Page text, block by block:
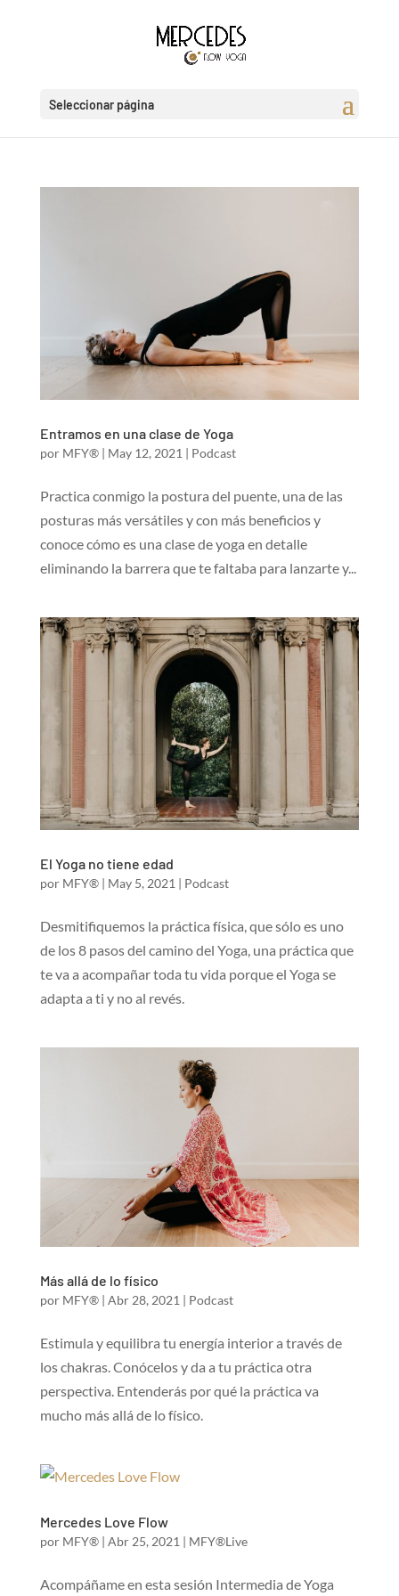
Seleccionar página
Entramos en una clase de Yoga
por MFY®| May 12, 2021 | Podcast
Practica conmigo la postura del puente, una de las
posturas más versátiles y con más beneficios y
conoce cómo es una clase de yoga en detalle
eliminando la barrera que te faltaba para lanzarte y...
El Yoga no tiene edad
por MFY®| May 5, 2021 | Podcast
Desmitifiquemos la práctica física, que sólo es uno
de los 8 pasos del camino del Yoga, una práctica que
te va a acompañar toda tu vida porque el Yoga se
adapta a ti y no al revés.
Más allá de lo físico
por MFY®| Abr 28, 2021 | Podcast
Estimula y equilibra tu energía interior a través de
los chakras. Conócelos y da a tu práctica otra
perspectiva. Entenderás por qué la práctica va
mucho más allá de lo físico.
Mercedes Love Flow
por MFY®| Abr 25, 2021 | MFY®Live
Acompáñame en esta sesión Intermedia de Yoga